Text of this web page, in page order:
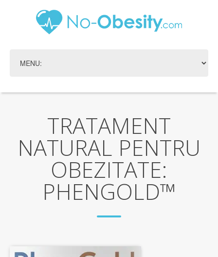
TRATAMENT
NATURAL PENTRU
OBEZITATE:
PHENGOLD™